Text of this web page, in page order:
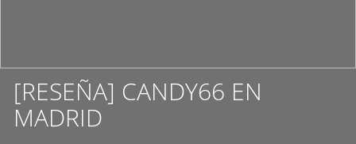
[RESEÑA] CANDY66 EN
MADRID